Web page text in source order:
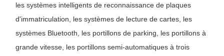
les systèmes intelligents de reconnaissance de plaques
d'immatriculation, les systèmes de lecture de cartes, les
systèmes Bluetooth, les portillons de parking, les portillons à
grande vitesse, les portillons semi-automatiques à trois